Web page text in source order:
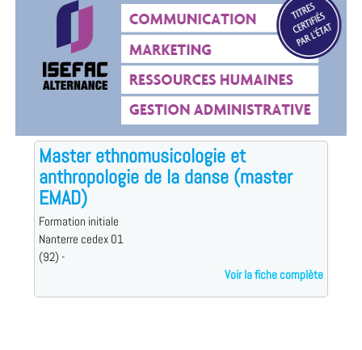
Master ethnomusicologie et
anthropologie de la danse (master
EMAD)
Formation initiale
Nanterre cedex 01
(92) -
Voir la fiche complète